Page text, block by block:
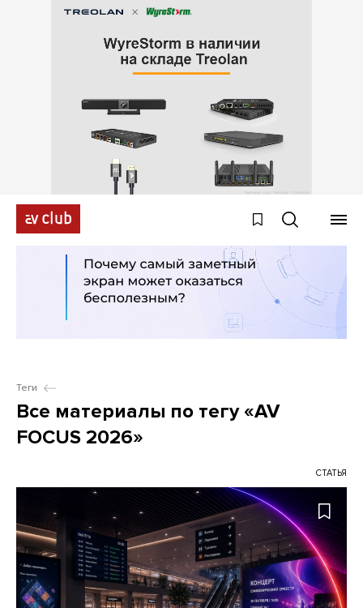
Теги
Все материалы по тегу «AV
FOCUS 2026»
СТАТЬЯ